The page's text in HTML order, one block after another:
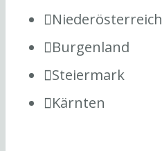
Niederösterreich
Burgenland
Steiermark
Kärnten